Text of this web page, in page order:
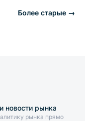
Более старые →
новости рынка
рынка прямо